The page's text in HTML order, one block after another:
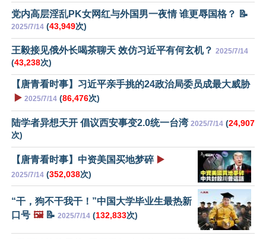
党内高层淫乱PK女网红与外国男一夜情 谁更辱国格？ 📝
2025/7/14 (43,949次)
王毅接见俄外长喝茶聊天 效仿习近平有何玄机？ 2025/7/14
(43,238次)
【唐青看时事】习近平亲手挑的24政治局委员成最大威胁
▶️ 2025/7/14 (86,476次)
陆学者异想天开 倡议西安事变2.0统一台湾 2025/7/14 (24,907
次)
【唐青看时事】中资美国买地梦碎 ▶️
2025/7/14 (352,038次)
“干，狗不干我干！”中国大学毕业生最热新
口号 🖼️📝 2025/7/14 (132,833次)